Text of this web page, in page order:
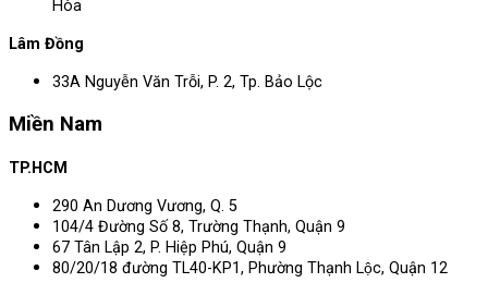
Hòa
Lâm Đồng
33A Nguyễn Văn Trỗi, P. 2, Tp. Bảo Lộc
Miền Nam
TP.HCM
290 An Dương Vương, Q. 5
104/4 Đường Số 8, Trường Thạnh, Quận 9
67 Tân Lập 2, P. Hiệp Phú, Quận 9
80/20/18 đường TL40-KP1, Phường Thạnh Lộc, Quận 12